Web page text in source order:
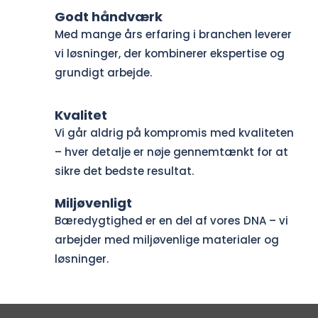
Godt håndværk
Med mange års erfaring i branchen leverer
vi løsninger, der kombinerer ekspertise og
grundigt arbejde.
Kvalitet
Vi går aldrig på kompromis med kvaliteten
– hver detalje er nøje gennemtænkt for at
sikre det bedste resultat.
Miljøvenligt
Bæredygtighed er en del af vores DNA – vi
arbejder med miljøvenlige materialer og
løsninger.